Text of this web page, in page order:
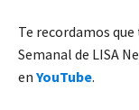
Te recordamos
Semanal de LISA
en YouTube.